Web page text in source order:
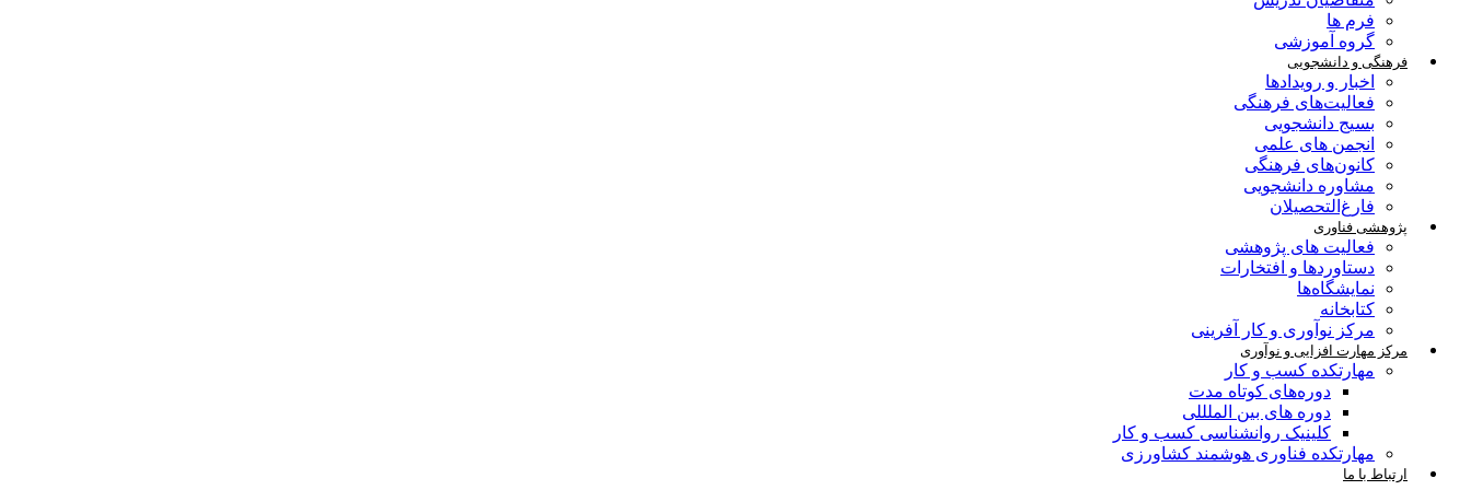
فرم ها
گروه آموزشی
فرهنگی و دانشجویی
اخبار و رویدادها
فعالیت‌های فرهنگی
بسیج دانشجویی
انجمن های علمی
کانون‌های فرهنگی
مشاوره دانشجویی
فارغ‌التحصیلان
پژوهشی فناوری
فعالیت های پژوهشی
دستاوردها و افتخارات
نمایشگاه‌ها
کتابخانه
مرکز نوآوری و کار آفرینی
مرکز مهارت افزایی و نوآوری
مهارتکده کسب و کار
دوره‌های کوتاه مدت
دوره های بین الملللی
کلینیک روانشناسی کسب و کار
مهارتکده فناوری هوشمند کشاورزی
ارتباط با ما